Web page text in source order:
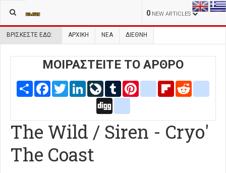
0 NEW ARTICLES
ΒΡΊΣΚΕΣΤΕ ΕΔΏ: ΑΡΧΙΚΉ ΝΕΑ ΔΙΕΘΝΗ
ΜΟΙΡΑΣΤΕΙΤΕ ΤΟ ΑΡΘΡΟ
Share FacebookTwitterLinkedInLiveJournal
Tumblr Pinterestblogger_post
Flipboard
The Wild / Siren - Cryo'
The Coast